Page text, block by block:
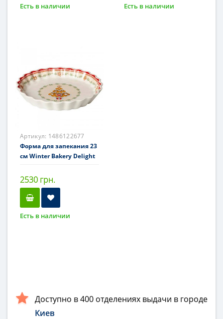
Есть в наличии Есть в наличии
Артикул: 1486122677
Форма для запекания 23
см Winter Bakery Delight
2530 грн.
Есть в наличии
Доступно в 400 отделениях выдачи в городе
Киев